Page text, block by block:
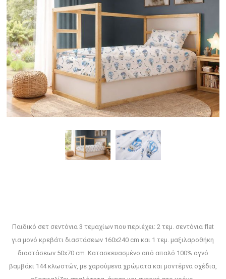
Παιδικό σετ σεντόνια 3 τεμαχίων που περιέχει: 2 τεμ. σεντόνια flat
για μονό κρεβάτι διαστάσεων 160x240 cm και 1 τεμ. μαξιλαροθήκη
διαστάσεων 50x70 cm. Κατασκευασμένο από απαλό 100% αγνό
βαμβάκι 144 κλωστών, με χαρούμενα χρώματα και μοντέρνα σχέδια,